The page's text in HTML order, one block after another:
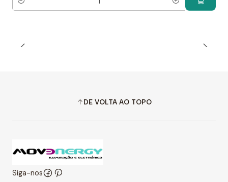
Quantidade
DE VOLTA AO TOPO
Siga-nos